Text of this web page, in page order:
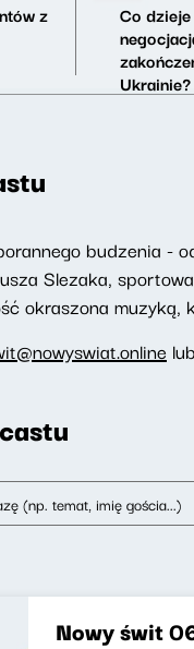
z
Co
Ukrainie?
budzenia -
Slezaka,
okraszona
lub
Nowy świt